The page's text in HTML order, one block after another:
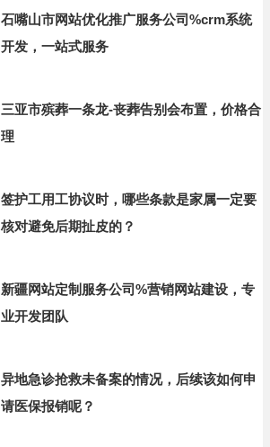
石嘴山市网站优化推广服务公司%crm系统
开发，一站式服务
三亚市殡葬一条龙-丧葬告别会布置，价格合
理
签护工用工协议时，哪些条款是家属一定要
核对避免后期扯皮的？
新疆网站定制服务公司%营销网站建设，专
业开发团队
异地急诊抢救未备案的情况，后续该如何申
请医保报销呢？